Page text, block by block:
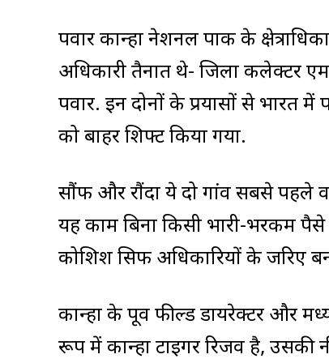
पवार कान्हा नेशनल पार्क के
अधिकारी तैनात थे- जिला कलेक्टर
पवार. इन दोनों के प्रयासों से भारत में
को बाहर शिफ्ट किया गया.
सौंफ और रौंदा ये दो गांव सबसे पहले
यह काम बिना किसी भारी-भरकम
कोशिश सिर्फ अधिकारियों के जरिए
कान्हा के पूर्व फील्ड डायरेक्टर और
रूप में कान्हा टाइगर रिजर्व है, उसकी